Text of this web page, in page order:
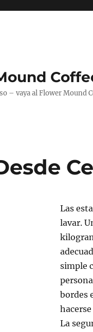
– vaya al Flower Mound
Las
lavar.
simple
bordes
La